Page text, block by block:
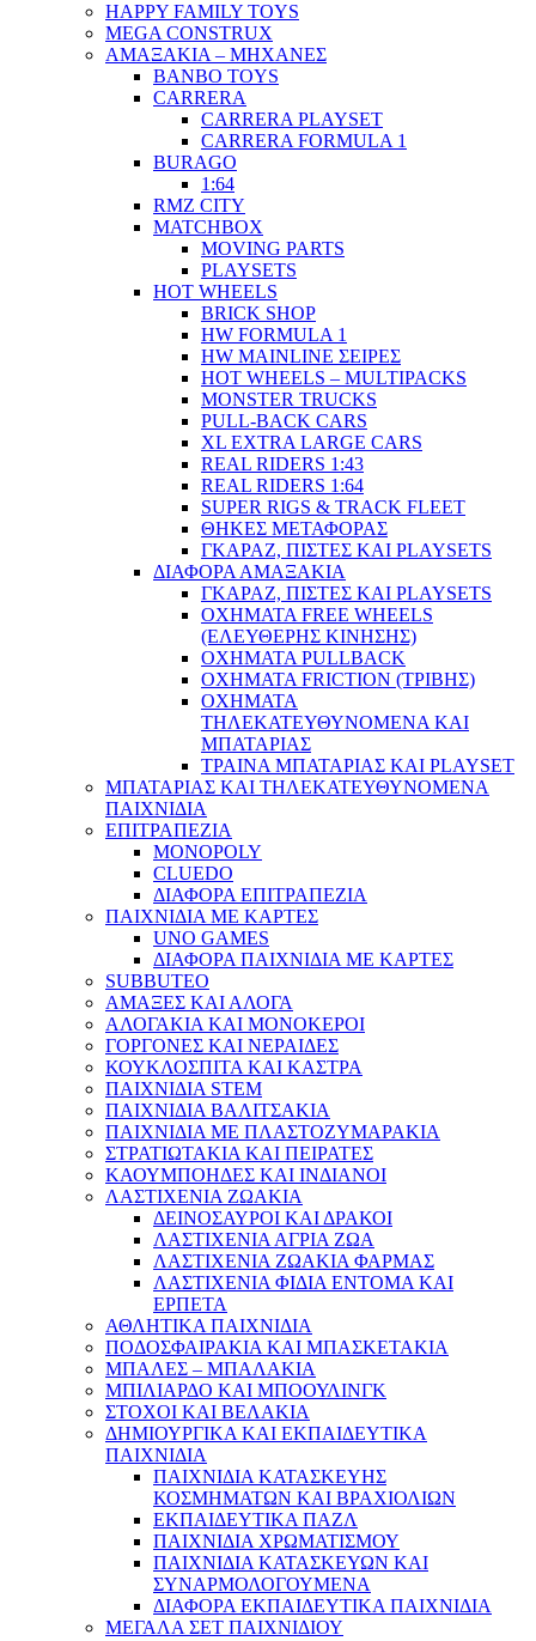
HAPPY FAMILY TOYS
MEGA CONSTRUX
ΑΜΑΞΑΚΙΑ – ΜΗΧΑΝΕΣ
BANBO TOYS
CARRERA
CARRERA PLAYSET
CARRERA FORMULA 1
BURAGO
1:64
RMZ CITY
MATCHBOX
MOVING PARTS
PLAYSETS
HOT WHEELS
BRICK SHOP
HW FORMULA 1
HW MAINLINE ΣΕΙΡΕΣ
HOT WHEELS – MULTIPACKS
MONSTER TRUCKS
PULL-BACK CARS
XL EXTRA LARGE CARS
REAL RIDERS 1:43
REAL RIDERS 1:64
SUPER RIGS & TRACK FLEET
ΘΗΚΕΣ ΜΕΤΑΦΟΡΑΣ
ΓΚΑΡΑΖ, ΠΙΣΤΕΣ ΚΑΙ PLAYSETS
ΔΙΑΦΟΡΑ ΑΜΑΞΑΚΙΑ
ΓΚΑΡΑΖ, ΠΙΣΤΕΣ ΚΑΙ PLAYSETS
ΟΧΗΜΑΤΑ FREE WHEELS
(ΕΛΕΥΘΕΡΗΣ ΚΙΝΗΣΗΣ)
ΟΧΗΜΑΤΑ PULLBACK
ΟΧΗΜΑΤΑ FRICTION (ΤΡΙΒΗΣ)
ΟΧΗΜΑΤΑ
ΤΗΛΕΚΑΤΕΥΘΥΝΟΜΕΝΑ ΚΑΙ
ΜΠΑΤΑΡΙΑΣ
ΤΡΑΙΝΑ ΜΠΑΤΑΡΙΑΣ ΚΑΙ PLAYSET
ΜΠΑΤΑΡΙΑΣ ΚΑΙ ΤΗΛΕΚΑΤΕΥΘΥΝΟΜΕΝΑ
ΠΑΙΧΝΙΔΙΑ
ΕΠΙΤΡΑΠΕΖΙΑ
MONOPOLY
CLUEDO
ΔΙΑΦΟΡΑ ΕΠΙΤΡΑΠΕΖΙΑ
ΠΑΙΧΝΙΔΙΑ ΜΕ ΚΑΡΤΕΣ
UNO GAMES
ΔΙΑΦΟΡΑ ΠΑΙΧΝΙΔΙΑ ΜΕ ΚΑΡΤΕΣ
SUBBUTEO
ΑΜΑΞΕΣ ΚΑΙ ΑΛΟΓΑ
ΑΛΟΓΑΚΙΑ ΚΑΙ ΜΟΝΟΚΕΡΟΙ
ΓΟΡΓΟΝΕΣ ΚΑΙ ΝΕΡΑΙΔΕΣ
ΚΟΥΚΛΟΣΠΙΤΑ ΚΑΙ ΚΑΣΤΡΑ
ΠΑΙΧΝΙΔΙΑ STEM
ΠΑΙΧΝΙΔΙΑ ΒΑΛΙΤΣΑΚΙΑ
ΠΑΙΧΝΙΔΙΑ ΜΕ ΠΛΑΣΤΟΖΥΜΑΡΑΚΙΑ
ΣΤΡΑΤΙΩΤΑΚΙΑ ΚΑΙ ΠΕΙΡΑΤΕΣ
ΚΑΟΥΜΠΟΗΔΕΣ ΚΑΙ ΙΝΔΙΑΝΟΙ
ΛΑΣΤΙΧΕΝΙΑ ΖΩΑΚΙΑ
ΔΕΙΝΟΣΑΥΡΟΙ ΚΑΙ ΔΡΑΚΟΙ
ΛΑΣΤΙΧΕΝΙΑ ΑΓΡΙΑ ΖΩΑ
ΛΑΣΤΙΧΕΝΙΑ ΖΩΑΚΙΑ ΦΑΡΜΑΣ
ΛΑΣΤΙΧΕΝΙΑ ΦΙΔΙΑ ΕΝΤΟΜΑ ΚΑΙ
ΕΡΠΕΤΑ
ΑΘΛΗΤΙΚΑ ΠΑΙΧΝΙΔΙΑ
ΠΟΔΟΣΦΑΙΡΑΚΙΑ ΚΑΙ ΜΠΑΣΚΕΤΑΚΙΑ
ΜΠΑΛΕΣ – ΜΠΑΛΑΚΙΑ
ΜΠΙΛΙΑΡΔΟ ΚΑΙ ΜΠΟΟΥΛΙΝΓΚ
ΣΤΟΧΟΙ ΚΑΙ ΒΕΛΑΚΙΑ
ΔΗΜΙΟΥΡΓΙΚΑ ΚΑΙ ΕΚΠΑΙΔΕΥΤΙΚΑ
ΠΑΙΧΝΙΔΙΑ
ΠΑΙΧΝΙΔΙΑ ΚΑΤΑΣΚΕΥΗΣ
ΚΟΣΜΗΜΑΤΩΝ ΚΑΙ ΒΡΑΧΙΟΛΙΩΝ
ΕΚΠΑΙΔΕΥΤΙΚΑ ΠΑΖΛ
ΠΑΙΧΝΙΔΙΑ ΧΡΩΜΑΤΙΣΜΟΥ
ΠΑΙΧΝΙΔΙΑ ΚΑΤΑΣΚΕΥΩΝ ΚΑΙ
ΣΥΝΑΡΜΟΛΟΓΟΥΜΕΝΑ
ΔΙΑΦΟΡΑ ΕΚΠΑΙΔΕΥΤΙΚΑ ΠΑΙΧΝΙΔΙΑ
ΜΕΓΑΛΑ ΣΕΤ ΠΑΙΧΝΙΔΙΟΥ